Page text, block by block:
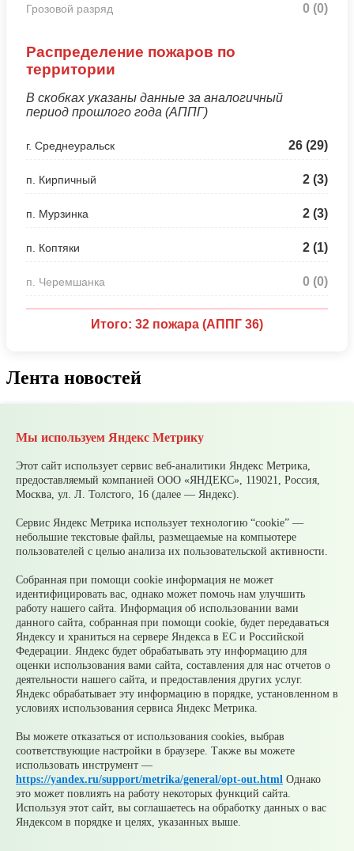
Грозовой разряд 0 (0)
Распределение пожаров по
территории
В скобках указаны данные за аналогичный
период прошлого года (АППГ)
г. Среднеуральск 26 (29)
п. Кирпичный 2 (3)
п. Мурзинка 2 (3)
п. Коптяки 2 (1)
п. Черемшанка 0 (0)
Итого: 32 пожара (АППГ 36)
Лента новостей
09 августа10-11 августа ожидаются очень сильные
07 августаВ Среднеуральске подвели итоги
Молодежной биржи труда – 2026!
07 августаОжидаются сильные ливни
налоговые вычеты за обучение и лечение друг друга
05 августаНалоги на имущество детей: как родителям
контролировать счета и избежать принудительного
05 августаРассчитать налог по прогрессивной шкале
удобнее с помощью онлайн – калькулятора НДФЛ
Мы используем Яндекс Метрику
Этот сайт использует сервис веб-аналитики Яндекс Метрика,
предоставляемый компанией ООО «ЯНДЕКС», 119021, Россия,
Москва, ул. Л. Толстого, 16 (далее — Яндекс).
Сервис Яндекс Метрика использует технологию “cookie” —
небольшие текстовые файлы, размещаемые на компьютере
пользователей с целью анализа их пользовательской активности.
Собранная при помощи cookie информация не может
идентифицировать вас, однако может помочь нам улучшить
работу нашего сайта. Информация об использовании вами
данного сайта, собранная при помощи cookie, будет передаваться
Яндексу и храниться на сервере Яндекса в ЕС и Российской
Федерации. Яндекс будет обрабатывать эту информацию для
оценки использования вами сайта, составления для нас отчетов о
деятельности нашего сайта, и предоставления других услуг.
Яндекс обрабатывает эту информацию в порядке, установленном в
условиях использования сервиса Яндекс Метрика.
Вы можете отказаться от использования cookies, выбрав
соответствующие настройки в браузере. Также вы можете
использовать инструмент —
https://yandex.ru/support/metrika/general/opt-out.html Однако
это может повлиять на работу некоторых функций сайта.
Используя этот сайт, вы соглашаетесь на обработку данных о вас
Яндексом в порядке и целях, указанных выше.
© 2026 Официальный сайт Муниципального округа
Среднеуральск Свердловской области
Карта сайта Архив
Ваше сообщение отправлено
Приемная главы
Выбрать тему
обращения